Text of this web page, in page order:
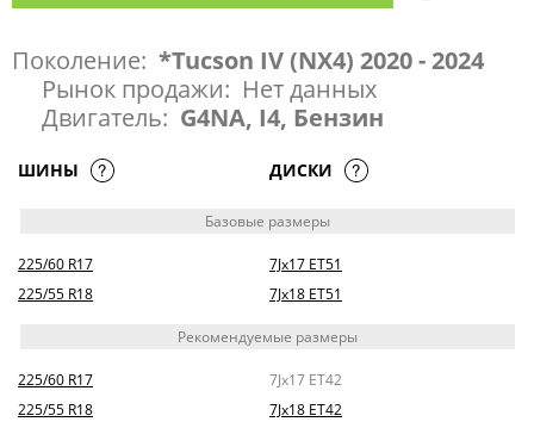
Поколение: *Tucson IV (NX4) 2020 - 2024
Рынок продажи: Нет данных
Двигатель: G4NA, I4, Бензин
ШИНЫ ДИСКИ
Базовые размеры
225/60 R17
7Jx17 ET51
225/55 R18
7Jx18 ET51
Рекомендуемые размеры
225/60 R17
7Jx17 ET42
225/55 R18
7Jx18 ET42